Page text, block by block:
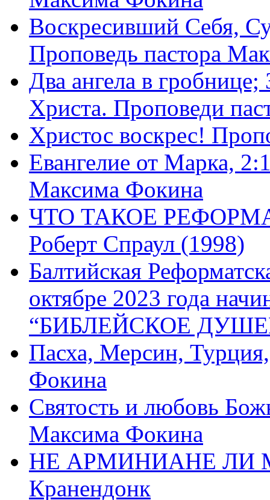
Воскресивший Себя,
Проповедь пастора
Два ангела в
Христа. Проповеди
Христос воскрес!
Евангелие от Марка,
Максима Фокина
ЧТО ТАКОЕ
Роберт Спраул (1998)
Балтийская
октябре 2023 года
“БИБЛЕЙСКОЕ
Пасха, Мерсин,
Фокина
Святость и любовь
Максима Фокина
НЕ АРМИНИАНЕ ЛИ
Кранендонк